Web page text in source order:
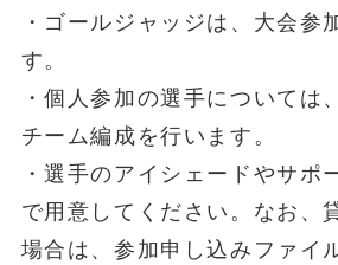
・ゴールジャッジは、大会参
す。
・個人参加の選手については
チーム編成を行います。
・選手のアイシェードやサポ
で用意してください。なお、
場合は、参加申し込みファイ